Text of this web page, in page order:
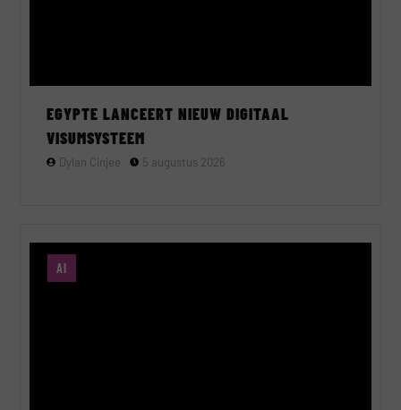
EGYPTE LANCEERT NIEUW DIGITAAL
VISUMSYSTEEM
Dylan Cinjee 5 augustus 2026
AI